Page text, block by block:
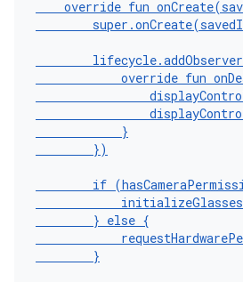
override fun onCreate(
super .onCreate(
lifecycle.addObserver
override fun
}
})
if (
} else {
}